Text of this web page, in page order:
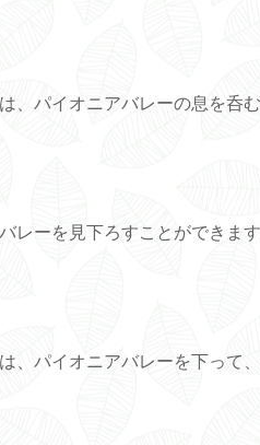
パイオニアバレーの息を呑
レーを見下ろすことができます
、パイオニアバレーを下って